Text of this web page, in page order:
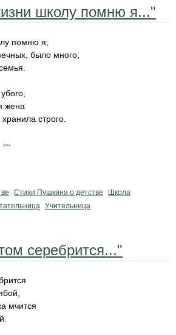
школу помню я..."
помню я;
было много;
жена
строго.
Стихи Пушкина о детстве
Школа
Учительница
серебрится..."
мчится